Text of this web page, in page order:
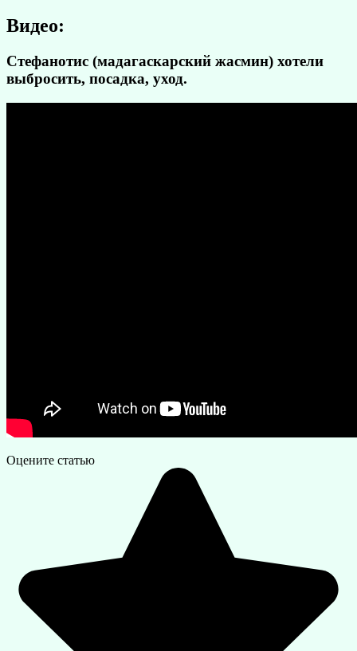
Видео:
Стефанотис (мадагаскарский жасмин) хотели
выбросить, посадка, уход.
Оцените статью